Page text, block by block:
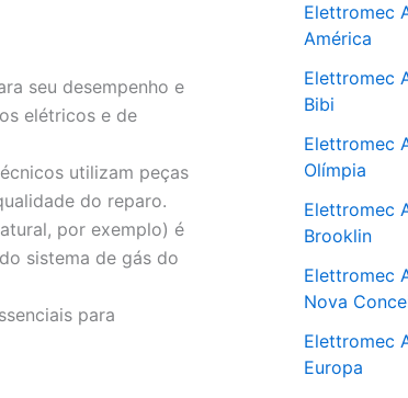
seu desempenho e
elétricos e de
utilizam peças
do reparo.
por exemplo) é
sistema de gás do
para
Elettromec
América
Elettromec
Bibi
Elettromec
Olímpia
Elettromec
Brooklin
Elettromec
Nova
Elettromec
Europa